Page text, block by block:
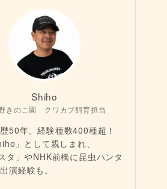
Shiho
きのこ園 クワカブ飼育担当
50年、経験種数400種超！
」として親しまれ、
タ」やNHK前橋に昆虫ハンタ
演経験も。